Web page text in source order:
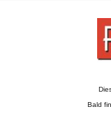
Bald